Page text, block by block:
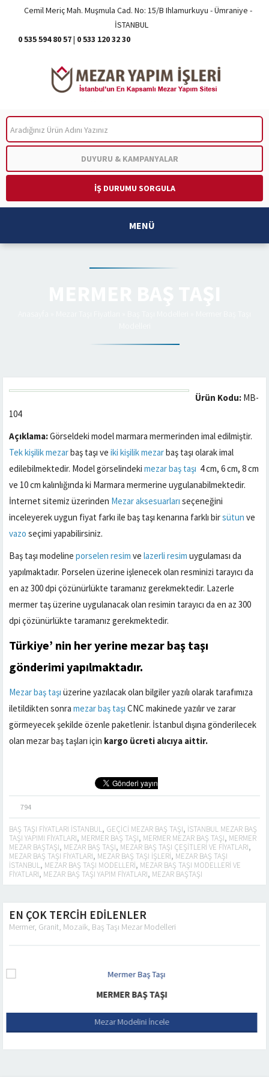
Cemil Meriç Mah. Muşmula Cad. No: 15/B Ihlamurkuyu - Ümraniye -
İSTANBUL
0 535 594 80 57| 0 533 120 32 30
DUYURU & KAMPANYALAR
İŞ DURUMU SORGULA
MENÜ
Ürün Kodu: MB-
104
Açıklama:Görseldeki model marmara mermerinden imal edilmiştir.
Tek kişilik mezarbaş taşı ve iki kişilik mezarbaş taşı olarak imal
edilebilmektedir. Model görselindeki mezar baş taşı 4 cm, 6 cm, 8 cm
ve 10 cm kalınlığında ki Marmara mermerine uygulanabilmektedir.
İnternet sitemiz üzerinden Mezar aksesuarları seçeneğini
inceleyerek uygun fiyat farkı ile baş taşı kenarına farklı birsütun ve
vazo seçimi yapabilirsiniz.
Baş taşı modeline porselen resim ve lazerli resim uygulaması da
yapılmaktadır. Porselen üzerine işlenecek olan resminizi tarayıcı da
en az 300 dpi çözünürlükte taramanız gerekmektedir. Lazerle
mermer taş üzerine uygulanacak olan resimin tarayıcı da en az 300
dpi çözünürlükte taramanız gerekmektedir.
Türkiye’ nin her yerine mezar baş taşı
gönderimi yapılmaktadır.
Mezar baş taşı üzerine yazılacak olan bilgiler yazılı olarak tarafımıza
iletildikten sonra mezar baş taşı CNC makinede yazılır ve zarar
görmeyecek şekilde özenle paketlenir. İstanbul dışına gönderilecek
olan mezar baş taşları için kargo ücreti alıcıya aittir.
794
BAŞ TAŞI FIYATLARI ISTANBUL, GEÇICI MEZAR BAŞ TAŞI, ISTANBUL MEZAR BAŞ
TAŞI YAPIMI FIYATLARI, MERMER BAŞ TAŞI, MERMER MEZAR BAŞ TAŞI, MERMER
MEZAR BAŞTAŞI, MEZAR BAŞ TAŞI, MEZAR BAŞ TAŞI ÇEŞITLERI VE FIYATLARI,
MEZAR BAŞ TAŞI FIYATLARI, MEZAR BAŞ TAŞI IŞLERI, MEZAR BAŞ TAŞI
ISTANBUL, MEZAR BAŞ TAŞI MODELLERI, MEZAR BAŞ TAŞI MODELLERI VE
FIYATLARI, MEZAR BAŞ TAŞI YAPIM FIYATLARI, MEZAR BAŞTAŞI
EN ÇOK TERCİH EDİLENLER
Mermer, Granit, Mozaik, Baş Taşı Mezar Modelleri